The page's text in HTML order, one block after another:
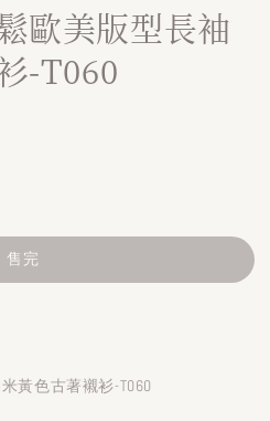
歐美版型長袖
-T060
售完
黃色古著襯衫-T060